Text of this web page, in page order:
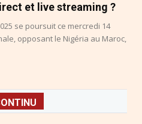
et live streaming ?
se poursuit ce mercredi 14
opposant le Nigéria au Maroc,